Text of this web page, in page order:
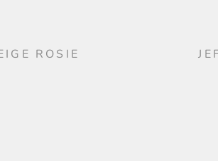
ROSIE